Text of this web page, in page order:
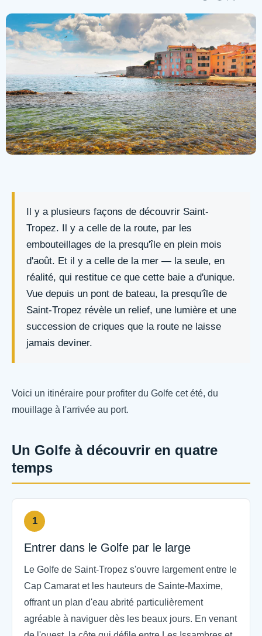
Il y a plusieurs façons de découvrir Saint-
Tropez. Il y a celle de la route, par les
embouteillages de la presqu'île en plein mois
d'août. Et il y a celle de la mer — la seule, en
réalité, qui restitue ce que cette baie a d'unique.
Vue depuis un pont de bateau, la presqu'île de
Saint-Tropez révèle un relief, une lumière et une
succession de criques que la route ne laisse
jamais deviner.
Voici un itinéraire pour profiter du Golfe cet été, du
mouillage à l'arrivée au port.
Un Golfe à découvrir en quatre
temps
1
Entrer dans le Golfe par le large
Le Golfe de Saint-Tropez s'ouvre largement entre le
Cap Camarat et les hauteurs de Sainte-Maxime,
offrant un plan d'eau abrité particulièrement
agréable à naviguer dès les beaux jours. En venant